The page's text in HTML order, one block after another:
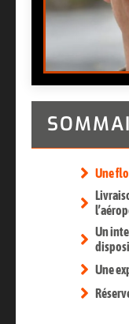
Une
Un
Une